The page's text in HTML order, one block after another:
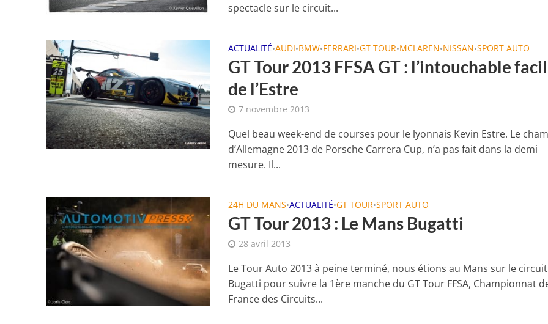
spectacle sur le circuit...
ACTUALITÉ•AUDI•BMW•FERRARI•GT TOUR•MCLAREN•NISSAN•SPORT AUTO
GT Tour 2013 FFSA GT : l’intouchable
de l’Estre
7 novembre 2013
Quel beau week-end de courses pour le lyonnais Kevin Estre. Le
d’Allemagne 2013 de Porsche Carrera Cup, n’a pas fait dans la demi
mesure. Il...
24H DU MANS•ACTUALITÉ•GT TOUR•SPORT AUTO
GT Tour 2013 : Le Mans Bugatti
28 avril 2013
Le Tour Auto 2013 à peine terminé, nous étions au Mans sur le circuit
Bugatti pour suivre la 1ère manche du GT Tour FFSA, Championnat
France des Circuits...